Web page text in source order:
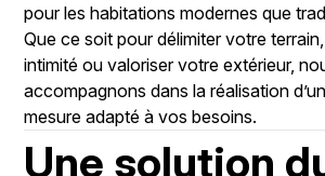
pour les habitations modernes que
Que ce soit pour délimiter votre
intimité ou valoriser votre extérieur,
accompagnons dans la réalisation
mesure adapté à vos besoins.
Une solution